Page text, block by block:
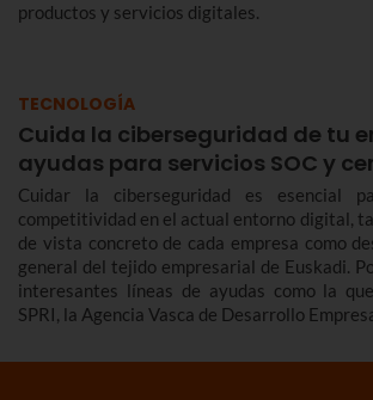
productos y servicios digitales.
TECNOLOGÍA
Cuida la ciberseguridad de tu
ayudas para servicios SOC y
Cuidar la ciberseguridad es esencial
competitividad en el actual entorno digital,
de vista concreto de cada empresa como
general del tejido empresarial de Euskadi.
interesantes líneas de ayudas como la
SPRI, la Agencia Vasca de Desarrollo